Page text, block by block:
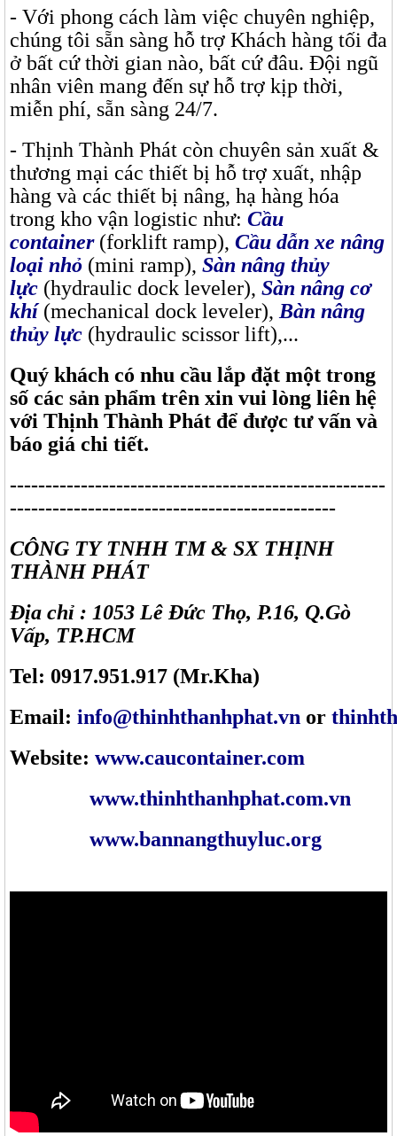
- Với phong cách làm việc chuyên nghiệp,
chúng tôi sẵn sàng hỗ trợ Khách hàng tối đa
ở bất cứ thời gian nào, bất cứ đâu. Đội ngũ
nhân viên mang đến sự hỗ trợ kịp thời,
miễn phí, sẵn sàng 24/7.
- Thịnh Thành Phát còn chuyên sản xuất &
thương mại các thiết bị hỗ trợ xuất, nhập
hàng và các thiết bị nâng, hạ hàng hóa
trong kho vận logistic như: Cầu
container(forklift ramp), Cầu dẫn xe nâng
loại nhỏ (mini ramp), Sàn nâng thủy
lực (hydraulic dock leveler), Sàn nâng cơ
khí(mechanical dock leveler), Bàn nâng
thủy lực (hydraulic scissor lift),...
Quý khách có nhu cầu lắp đặt một trong
số các sản phẩm trên xin vui lòng liên hệ
với Thịnh Thành Phát để được tư vấn và
báo giá chi tiết.
-----------------------------------------------------
----------------------------------------------
CÔNG TY TNHH TM & SX THỊNH
THÀNH PHÁT
Địa chỉ : 1053 Lê Đức Thọ, P.16, Q.Gò
Vấp, TP.HCM
Tel: 0917.951.917 (Mr.Kha)
Email: info@thinhthanhphat.vn or
Website: www.caucontainer.com
www.thinhthanhphat.com.vn
www.bannangthuyluc.org